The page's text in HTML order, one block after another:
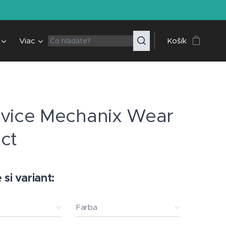
Viac Košík
Mechanix Wear
variant:
Farba